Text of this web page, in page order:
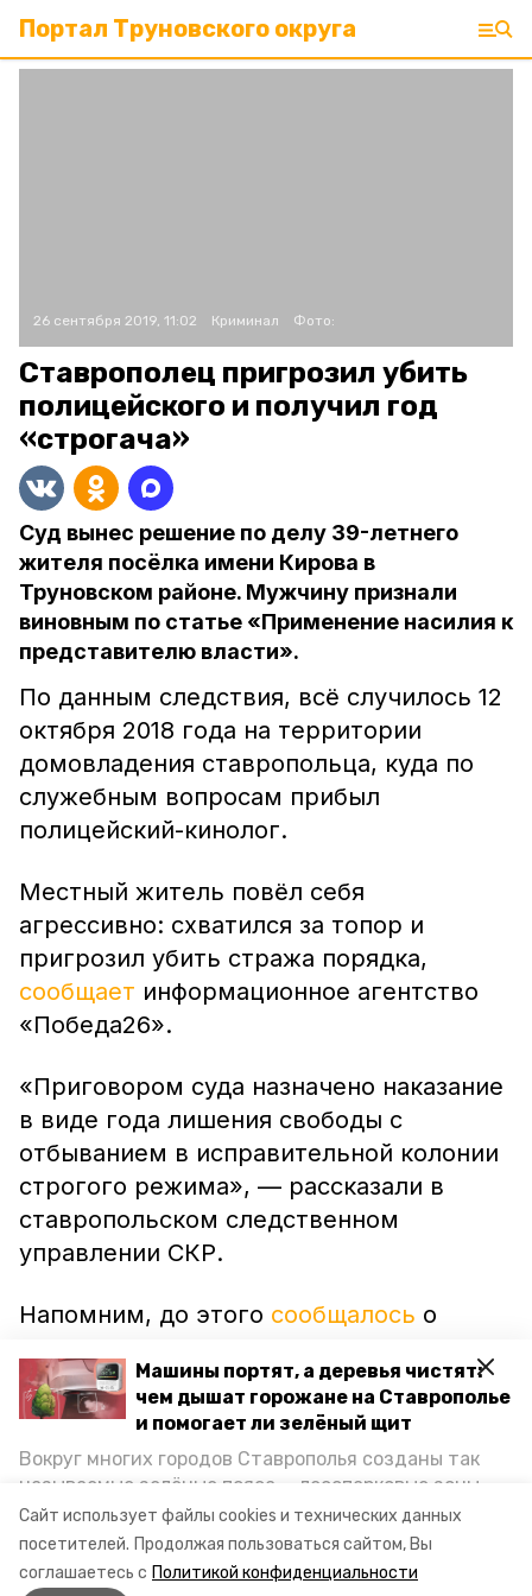
Сайт использует файлы cookies и технических данных
посетителей. Продолжая пользоваться сайтом, Вы
соглашаетесь с Политикой конфиденциальности
Машины портят, а деревья чистят:
чем дышат горожане на Ставрополье
и помогает ли зелёный щит
Вокруг многих городов Ставрополья созданы так
называемые зелёные пояса — лесопарковые зоны,
снижающие негативное воздействие выхлопных
газов на атмосферу. Справляются ли они с
постоянно растущим потоком автотранспорта и
каким воздухом дышат жители края, узнала
Портал Труновского округа
26 сентября 2019, 11:02 Криминал Фото:
Ставрополец пригрозил убить
полицейского и получил год
«строгача»
Суд вынес решение по делу 39-летнего
жителя посёлка имени Кирова в
Труновском районе. Мужчину признали
виновным по статье «Применение насилия к
представителю власти».
По данным следствия, всё случилось 12
октября 2018 года на территории
домовладения ставропольца, куда по
служебным вопросам прибыл
полицейский-кинолог.
Местный житель повёл себя
агрессивно: схватился за топор и
пригрозил убить стража порядка,
сообщает информационное агентство
«Победа26».
«Приговором суда назначено наказание
в виде года лишения свободы с
отбыванием в исправительной колонии
строгого режима», — рассказали в
ставропольском следственном
управлении СКР.
Напомним, до этого сообщалось о
пять лет тюрьмы. По версии следствия,
у дамы случился конфликт с сожителем,
и она ударила обидчика ножом в живот.
Мужчина скончался.
Фото: СУ СКР по Ставропольскому краю